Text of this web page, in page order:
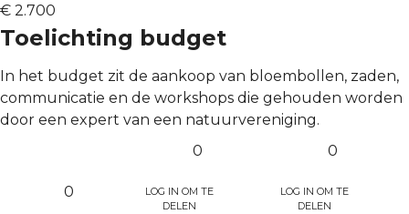
€ 2.700
Toelichting budget
In het budget zit de aankoop van bloembollen, zaden,
communicatie en de workshops die gehouden worden
door een expert van een natuurvereniging.
0
0
Log in om te
delen
0
Log in om te
delen